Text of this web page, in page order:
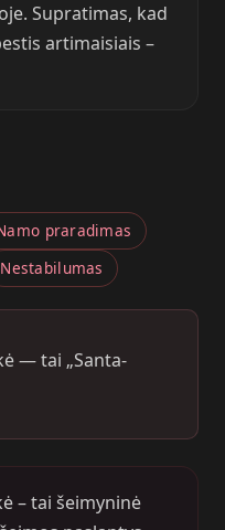
Supratimas, kad
artimaisiais –
praradimas
Nestabilumas
— tai „Santa-
– tai šeimyninė